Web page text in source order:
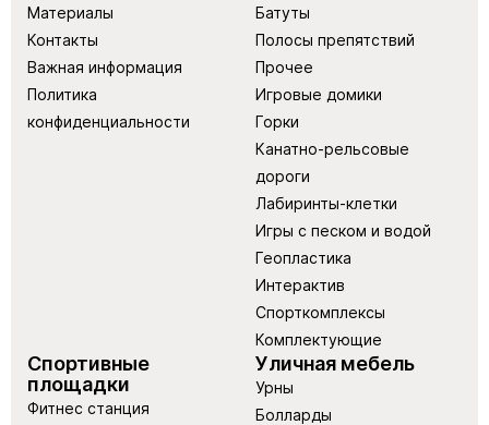
Материалы
Контакты
Важная информация
Политика
конфиденциальности
Батуты
Полосы препятствий
Прочее
Игровые домики
Горки
Канатно-рельсовые
дороги
Лабиринты-клетки
Игры с песком и водой
Геопластика
Интерактив
Спорткомплексы
Комплектующие
Спортивные
площадки
Фитнес станция
Уличная мебель
Урны
Болларды